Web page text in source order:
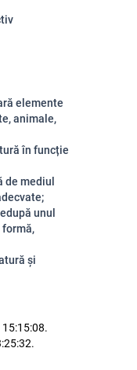
elemente
animale,
în funcție
mediul
unul
formă,
și